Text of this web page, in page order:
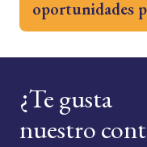
oportunidades
¿Te gusta
nuestro